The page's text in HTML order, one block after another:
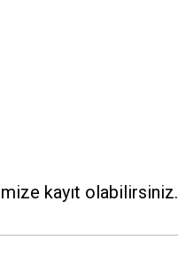
kayıt olabilirsiniz.